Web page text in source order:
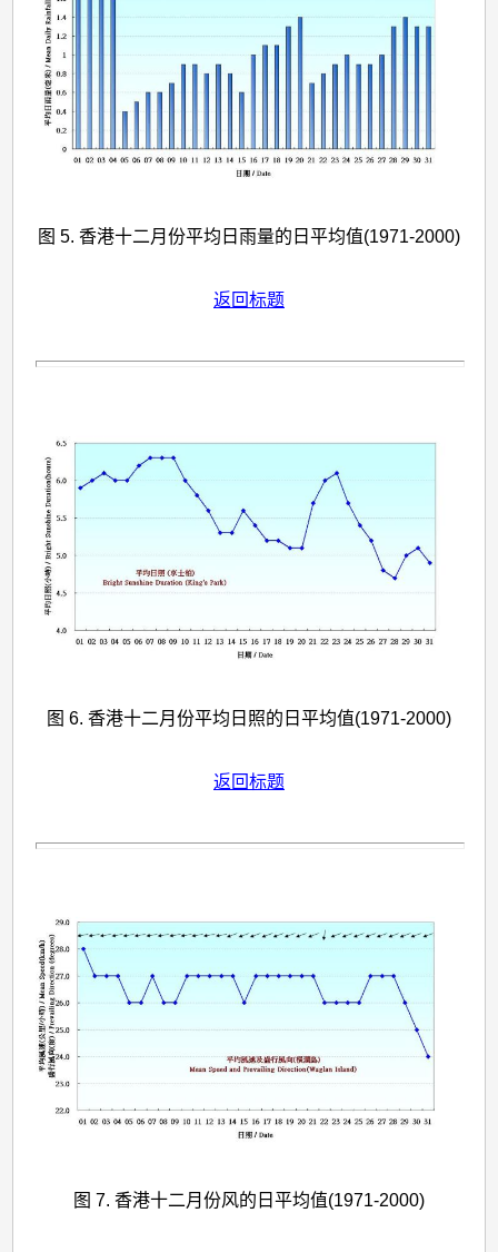
图 5. 香港十二月份平均日雨量的日平均值(1971-2000)
返回标题
图 6. 香港十二月份平均日照的日平均值(1971-2000)
返回标题
图 7. 香港十二月份风的日平均值(1971-2000)